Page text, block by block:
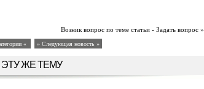
Возник вопрос по теме статьи - Задать вопрос »
« » Следующая новость »
ЖЕ ТЕМУ